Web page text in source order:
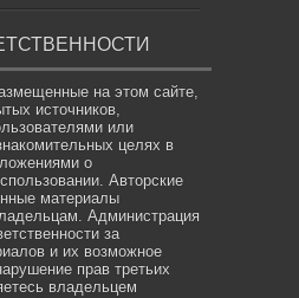
на этом сайте,
источников,
или
целях в
о
Авторские
материалы
Администрация
за
и их возможное
прав третьих
владельцем